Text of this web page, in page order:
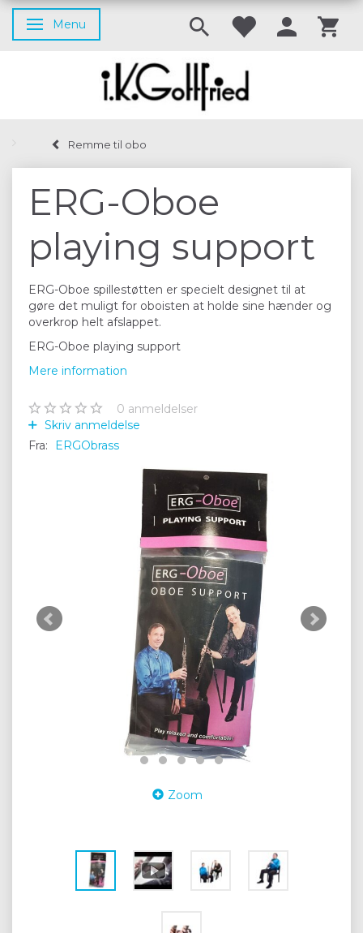
Skifte navigation
Menu
Remme til obo
ERG-Oboe
playing support
ERG-Oboe spillestøtten er specielt designet til at
gøre det muligt for oboisten at holde sine hænder og
overkrop helt afslappet.
ERG-Oboe playing support
Mere information
0 anmeldelser
Skriv anmeldelse
Fra:
ERGObrass
Zoom